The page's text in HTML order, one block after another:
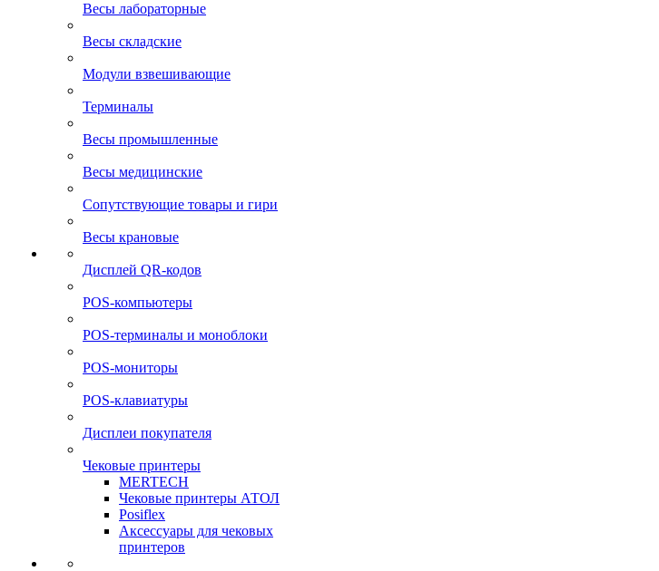
Весы лабораторные
Весы складские
Модули взвешивающие
Терминалы
Весы промышленные
Весы медицинские
Сопутствующие товары и гири
Весы крановые
Дисплей QR-кодов
POS-компьютеры
POS-терминалы и моноблоки
POS-мониторы
POS-клавиатуры
Дисплеи покупателя
Чековые принтеры
MERTECH
Чековые принтеры АТОЛ
Posiflex
Аксессуары для чековых
принтеров